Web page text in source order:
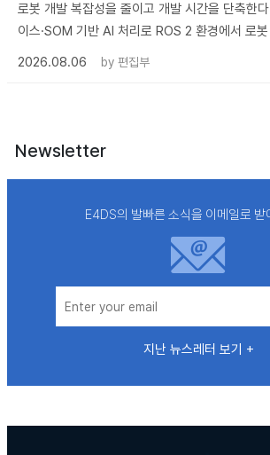
로봇 개발 복잡성을 줄이고 개발 시간을 단축한다
이스·SOM 기반 AI 처리로 ROS 2 환경에서 로
2026.08.06
by 편집부
Newsletter
E4DS의 발빠른 소식을 이메일로 받
지난 뉴스레터 보기 +